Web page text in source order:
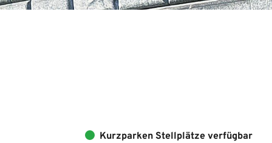
Kurzparken Stellplätze verfügbar